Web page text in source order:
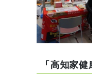
「高知家